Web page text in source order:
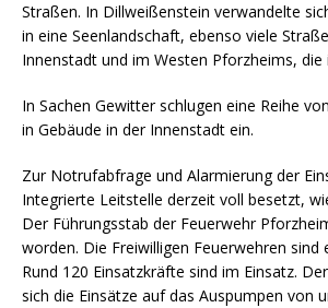
Straßen. In Dillweißenstein verwandelte
in eine Seenlandschaft, ebenso viele
Innenstadt und im Westen Pforzheims, die
In Sachen Gewitter schlugen eine Reihe
in Gebäude in der Innenstadt ein.
Zur Notrufabfrage und Alarmierung der
Integrierte Leitstelle derzeit voll besetzt,
Der Führungsstab der Feuerwehr
worden. Die Freiwilligen Feuerwehren sind
Rund 120 Einsatzkräfte sind im Einsatz.
sich die Einsätze auf das Auspumpen von